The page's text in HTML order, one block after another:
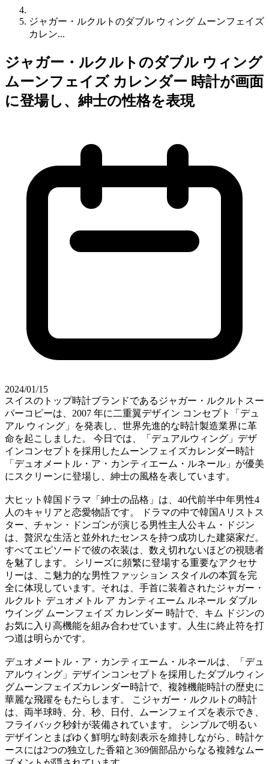
ジャガー・ルクルトのダブル ウィング ムーンフェイズ
カレン...
ジャガー・ルクルトのダブル ウィング
ムーンフェイズ カレンダー 時計が画面
に登場し、紳士の性格を表現
2024/01/15
スイスのトップ時計ブランドであるジャガー・ルクルトスー
パーコピーは、2007 年に二重翼デザイン コンセプト「デュ
アル ウィング」を発表し、世界先進的な時計製造業界に革
命を起こしました。 今日では、「デュアルウィング」デザ
インコンセプトを採用したムーンフェイズカレンダー時計
「デュオメートル・ア・カンティエーム・ルネール」が優美
にスクリーンに登場し、紳士の風格を表しています。
大ヒット韓国ドラマ「紳士の品格」は、40代前半中年男性4
人のキャリアと恋愛物語です。 ドラマの中で韓国Aリストス
ター、チャン・ドンゴンが演じる男性主人公キム・ドジン
は、贅沢な生活と並外れたセンスを持つ成功した建築家だ。
すべてエピソードで彼の衣装は、数え切れないほどの視聴者
を魅了します。 シリーズに頻繁に登場する重要なアクセサ
リーは、こ魅力的な男性ファッション スタイルの本質を完
全に体現しています。それは、手首に装着されたジャガー・
ルクルト デュオメトル ア カンティエーム ルネール ダブル
ウイング ムーンフェイズ カレンダー 時計で、キム ドジンの
お気に入り高機能を組み合わせています。人生に終止符を打
つ道は明らかです。
デュオメートル・ア・カンティエーム・ルネールは、「デュ
アルウィング」デザインコンセプトを採用したダブルウィン
グムーンフェイズカレンダー時計で、複雑機能時計の歴史に
華麗な飛躍をもたらします。 こジャガー・ルクルトの時計
は、両半球時、分、秒、日付、ムーンフェイズを表示でき、
フライバック秒針が装備されています。 シンプルで明るい
デザインとまばゆく鮮明な時刻表示を維持しながら、時計ケ
ースには2つの独立した香箱と369個部品からなる複雑なムー